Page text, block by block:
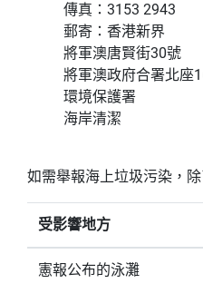
傳真： 3153 2943
郵寄： 香港新界
將軍澳唐賢街30號
將軍澳政府合署北座
環境保護署
海岸清潔
如需舉報海上垃圾污染，
受影響地方
憲報公布的泳灘